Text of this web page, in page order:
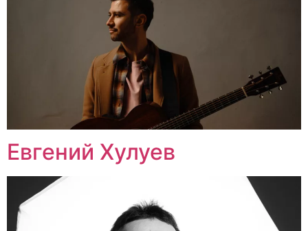
Евгений Хулуев